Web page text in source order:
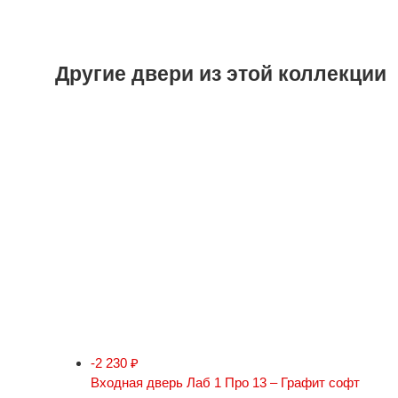
Другие двери из этой коллекции
-2 230 ₽
Входная дверь Лаб 1 Про 13 – Графит софт